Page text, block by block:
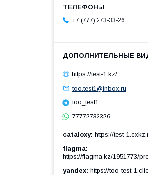
+7 (777) 273-33-26
https://test-1.kz/
too.test1@inbox.ru
too_test1
77772733326
cataloxy https://test-
flagma
https://flagma.kz/1951773/
yandex https://too-test-